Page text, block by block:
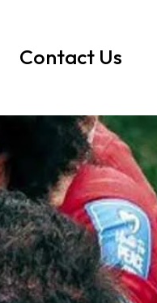
Contact Us